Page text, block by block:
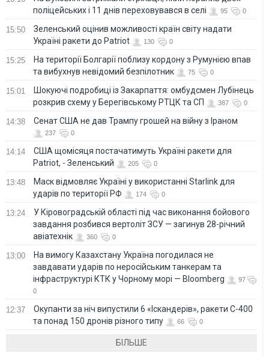
поліцейських і 11 днів переховувався в селі
95 0
15:50
Зеленський оцінив можливості країн світу надати
Україні ракети до Patriot
130 0
15:25
На території Болгарії поблизу кордону з Румунією впав
та вибухнув невідомий безпілотник
75 0
15:01
Шокуючі подробиці із Закарпаття: омбудсмен Лубінець
розкрив схему у Берегівському РТЦК та СП
387 0
14:38 Сенат США не дав Трампу грошей на війну з Іраном
237 0
14:14
США щомісяця постачатимуть Україні ракети для
Patriot, - Зеленський
205 0
13:48
Маск відмовляє Україні у використанні Starlink для
ударів по території РФ
174 0
13:24
У Кіровоградській області під час виконання бойового
завдання розбився вертоліт ЗСУ — загинув 28-річний
авіатехнік
360 0
13:00
На вимогу Казахстану Україна погодилася не
завдавати ударів по неросійським танкерам та
інфраструктурі КТК у Чорному морі — Bloomberg
97
0
12:37
Окупанти за ніч випустили 6 «Іскандерів», ракети С-400
та понад 150 дронів різного типу
66 0
БІЛЬШЕ